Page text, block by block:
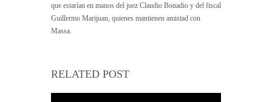
que estarían en manos del juez Claudio Bonadio y del fiscal
Guillermo Marijuan, quienes mantienen amistad con
Massa.
RELATED POST